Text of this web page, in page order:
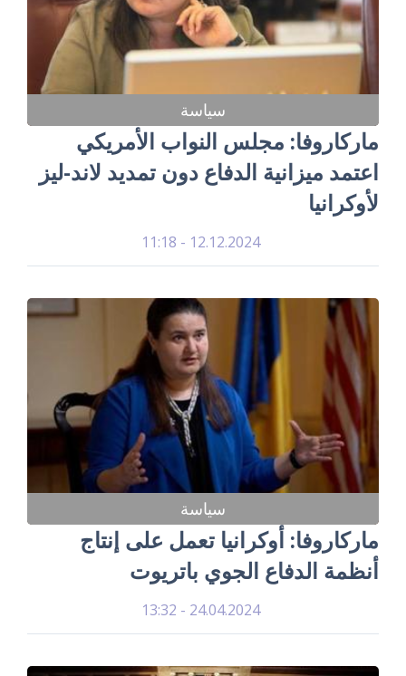
سياسة
ماركاروفا: مجلس النواب الأمريكي
اعتمد ميزانية الدفاع دون تمديد لاند-ليز
لأوكرانيا
12.12.2024 - 11:18
سياسة
ماركاروفا: أوكرانيا تعمل على إنتاج
أنظمة الدفاع الجوي باتريوت
24.04.2024 - 13:32